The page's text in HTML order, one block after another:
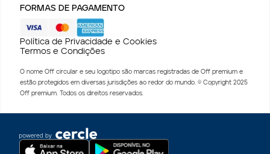
FORMAS DE PAGAMENTO
Política de Privacidade e Cookies
Termos e Condições
O nome Off circular e seu logotipo são marcas registradas de Off premium e
estão protegidos em diversas jurisdições ao redor do mundo. © Copyright 2025
Off premium. Todos os direitos reservados.